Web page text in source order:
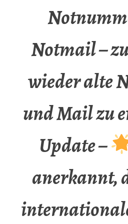
Notmail –
wieder alte
und Mail zu
Update –
anerkannt,